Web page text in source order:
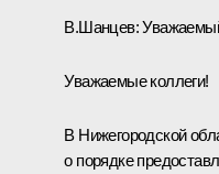
В.Шанцев:
Уважаемые коллеги!
В Нижегородской
о порядке